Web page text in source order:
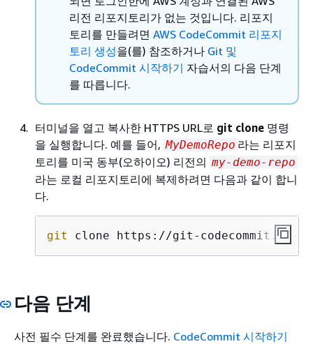
리전 리포지토리가 없는 것입니다. 리포지
토리를 만들려면 AWS CodeCommit 리포지
토리 생성을(를) 참조하거나 Git 및
CodeCommit 시작하기 자습서의 다음 단계
를 따릅니다.
터미널을 열고 복사한 HTTPS URL로 git clone 명령
을 실행합니다. 예를 들어, MyDemoRepo 라는 리포지
토리를 미국 동부(오하이오) 리전의 my-demo-repo
라는 로컬 리포지토리에 복제하려면 다음과 같이 합니
다.
git clone https://git-codecommit.us-
다음 단계
사전 필수 단계를 완료했습니다. CodeCommit 시작하기